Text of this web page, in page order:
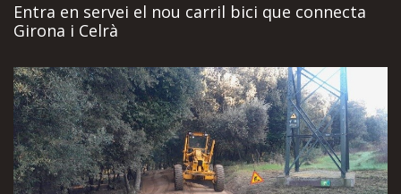
Entra en servei el nou carril bici que connecta
Girona i Celrà